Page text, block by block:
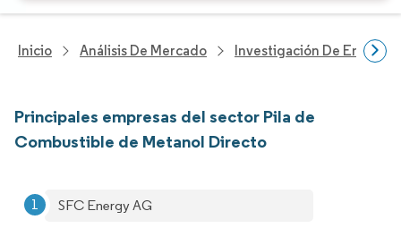
Inicio Análisis De Mercado Investigación De Energía
Principales empresas del sector Pila de
Combustible de Metanol Directo
SFC Energy AG